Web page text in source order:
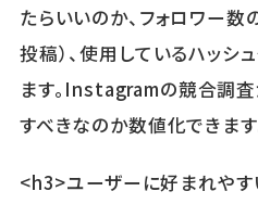
たらいいのか、フォロワー
投稿）、使用しているハッシ
ます。Instagramの競合調
すべきなのか数値化できます
<h3>ユーザーに好まれやす